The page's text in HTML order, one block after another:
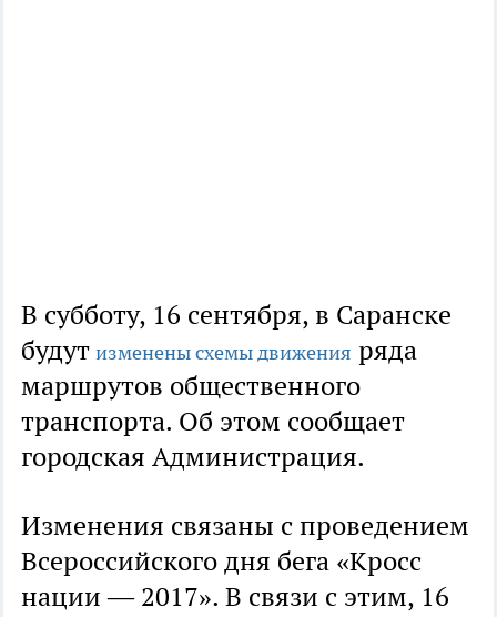
В субботу, 16 сентября, в Саранске
будут изменены схемы движения ряда
маршрутов общественного
транспорта. Об этом сообщает
городская Администрация.
Изменения связаны с проведением
Всероссийского дня бега «Кросс
нации — 2017». В связи с этим, 16